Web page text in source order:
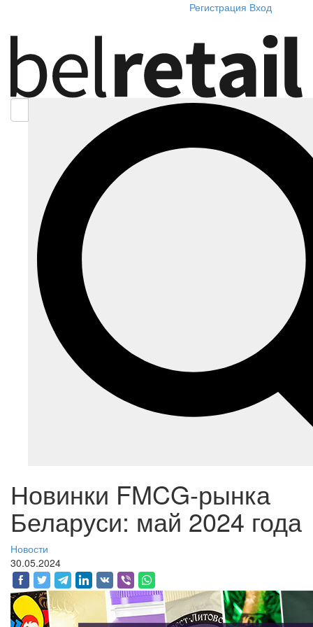
Регистрация Вход
Новинки FMCG-рынка
Беларуси: май 2024 года
Новости
30.05.2024